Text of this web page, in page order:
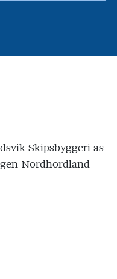
Skipsbyggeri as
Nordhordland